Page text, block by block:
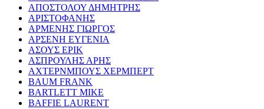
ΑΠΟΣΤΟΛΟΥ ΔΗΜΗΤΡΗΣ
ΑΡΙΣΤΟΦΑΝΗΣ
ΑΡΜΕΝΗΣ ΓΙΩΡΓΟΣ
ΑΡΣΕΝΗ ΕΥΓΕΝΙΑ
ΑΣΟΥΣ ΕΡΙΚ
ΑΣΠΡΟΥΛΗΣ ΑΡΗΣ
ΑΧΤΕΡΝΜΠΟΥΣ ΧΕΡΜΠΕΡΤ
BAUM FRANK
BARTLETT MIKE
BAFFIE LAURENT